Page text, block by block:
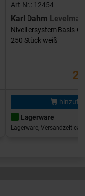
Art-Nr.: 12454
Karl Dahm Levelmac
Nivelliersystem Basis-
250 Stück weiß
Lagerware
Lagerware, Versandzeit ca.